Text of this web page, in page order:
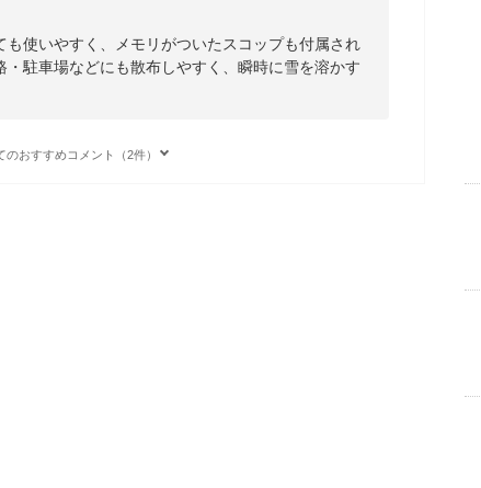
使いやすく、メモリがついたスコップも付属され
駐車場などにも散布しやすく、瞬時に雪を溶かす
のおすすめコメント（2件）